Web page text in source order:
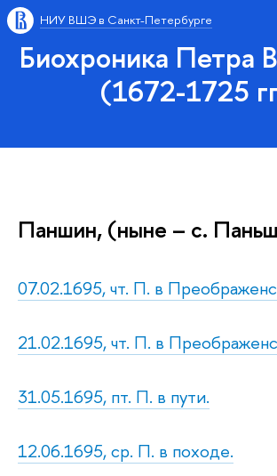
НИУ ВШЭ в Санкт-Петербурге
Биохроника Петра
(1672-1725
Паншин, (ныне – с.
07.02.1695, чт. П. в
21.02.1695, чт. П. в
31.05.1695, пт. П. в пути.
12.06.1695, ср. П. в походе.